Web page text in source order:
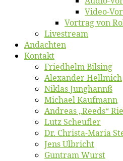
Vi­deo-
Vor­trag von
Live­stream
An­dach­ten
Kon­takt
Fried­helm Bilsing
Alex­an­der Hellmich
Ni­klas Junghannß
Mi­cha­el Kaufmann
An­dre­as „Reeds“
Lutz Scheuf­ler
Dr. Chris­­ta-Ma­ria
Jens Ulb­richt
Gun­tram Wurst